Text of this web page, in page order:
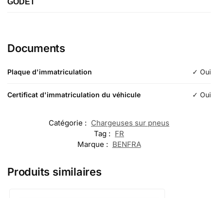
GODET
Documents
Plaque d'immatriculation ✓ Oui
Certificat d'immatriculation du véhicule ✓ Oui
Catégorie : Chargeuses sur pneus
Tag : FR
Marque : BENFRA
Produits similaires